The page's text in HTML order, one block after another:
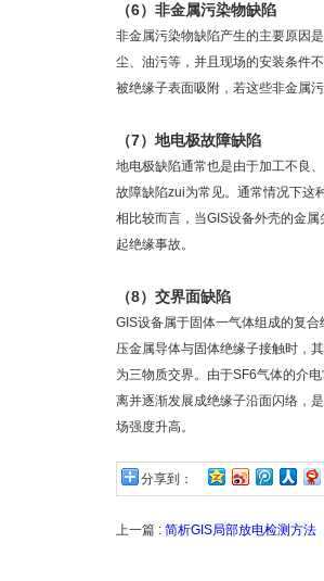
（6）非金属污染物缺陷
非金属污染物缺陷产生的主要原因
尘、油污等，并且现场的安装条件
被绝缘子表面吸附，若这些非金属
（7）地电极故障缺陷
地电极缺陷通常也是由于加工不良
故障缺陷zui为常见。通常情况下这
相比较而言，当GIS设备外壳的金
起绝缘事故。
（8）交界面缺陷
GIS设备属于固体一气体组成的复
压金属导体与固体绝缘子接触时，
为三物质交界。由于SF6气体的介
离并逐渐发展成绝缘子沿面闪络，
场强度升高。
分享到：
上一篇 : 简析GIS局部放电检测方法